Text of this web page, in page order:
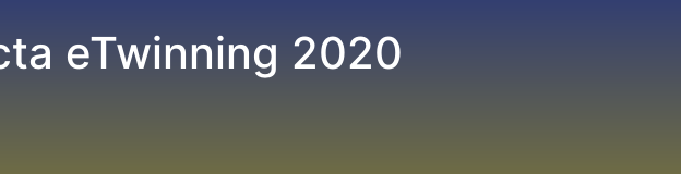
eTwinning 2020